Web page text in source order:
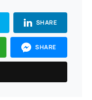
SHARE
SHARE